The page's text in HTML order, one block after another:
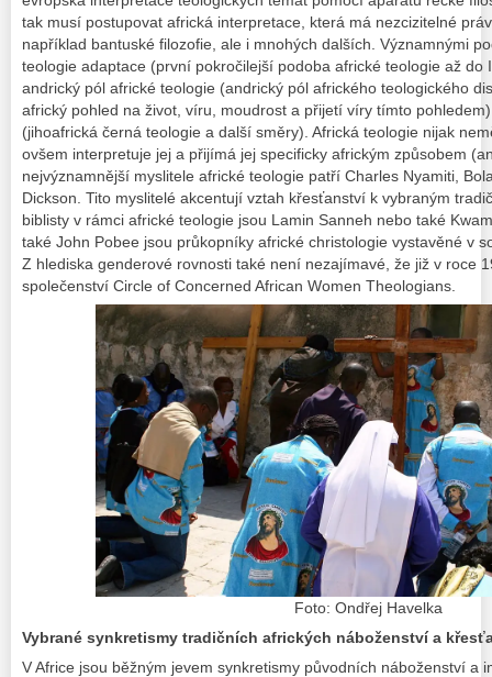
tak musí postupovat africká interpretace, která má nezcizitelné
například bantuské filozofie, ale i mnohých dalších. Významnými
teologie adaptace (první pokročilejší podoba africké teologie až do
andrický pól africké teologie (andrický pól afrického teologického
africký pohled na život, víru, moudrost a přijetí víry tímto
(jihoafrická černá teologie a další směry). Africká teologie nijak
ovšem interpretuje jej a přijímá jej specificky africkým způsobem
nejvýznamnější myslitele africké teologie patří Charles Nyamiti,
Dickson. Tito myslitelé akcentují vztah křesťanství k vybraným
biblisty v rámci africké teologie jsou Lamin Sanneh nebo také
také John Pobee jsou průkopníky africké christologie vystavěné v
Z hlediska genderové rovnosti také není nezajímavé, že již v roce
společenství Circle of Concerned African Women Theologians.
Foto: Ondřej Havelka
Vybrané synkretismy tradičních afrických náboženství a
V Africe jsou běžným jevem synkretismy původních náboženství a